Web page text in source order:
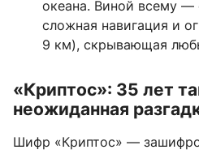
океана. Виной всему
сложная навигация и
9 км), скрывающая
«Криптос»: 35 лет
неожиданная
Шифр «Криптос» —